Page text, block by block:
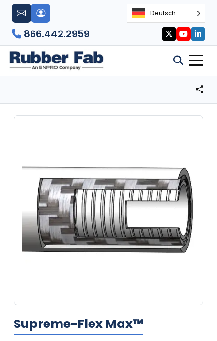
Deutsch
866.442.2959
Supreme-Flex Max™